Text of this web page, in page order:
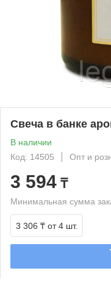
Свеча в банке
В наличии
Код: 14505
Опт и
3 594 ₸
Минимальная сумма
3 306 ₸ от 4 шт.